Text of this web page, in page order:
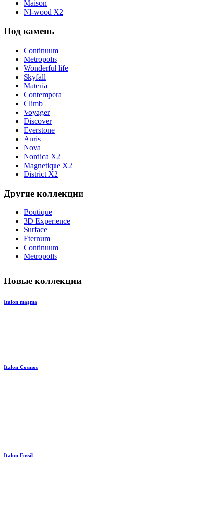
Maison
Nl-wood X2
Под камень
Continuum
Metropolis
Wonderful life
Skyfall
Materia
Contempora
Climb
Voyager
Discover
Everstone
Auris
Nova
Nordica X2
Magnetique X2
District X2
Другие коллекции
Boutique
3D Experience
Surface
Eternum
Continuum
Metropolis
Новые коллекции
Italon magma
Italon Cosmos
Italon Fossil